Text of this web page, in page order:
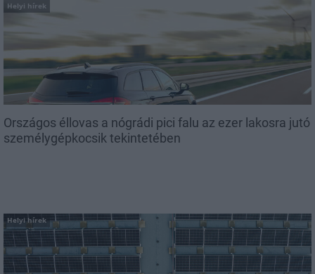
Helyi hírek
Országos éllovas a nógrádi pici falu az ezer lakosra jutó
személygépkocsik tekintetében
Helyi hírek